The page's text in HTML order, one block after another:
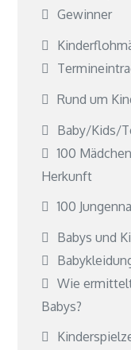
Gewinner
Rund um
Baby/Kids/
100
Herkunft
100
Babys und
Wie
Babys?